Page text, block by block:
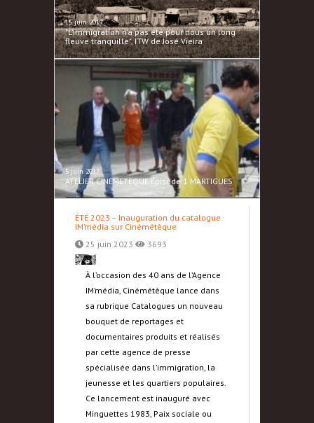
15 juin 2017
"L’immigration n’a pas été pour nous un long
fleuve tranquille", ITW de José Vieira
5 juin 2017
ATELIER CINEMETEQUE Épisode 1 MARTIGUES
ÉTÉ 2023 – Inauguration du catalogue
IM’média sur Cinémétèque
25 juin 2023
3693
À l’occasion des 40 ans de l’Agence
IM’média, Cinémétèque lance dans
sa rubrique Catalogues un nouveau
bouquet de reportages et
documentaires produits et réalisés
par cette agence de presse
spécialisée dans l’immigration, la
jeunesse et les quartiers populaires.
Ce lancement est inauguré avec
Minguettes 1983, Paix sociale ou